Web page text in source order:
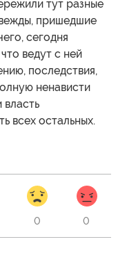
тут разные
пришедшие
сегодня
ведут с ней
последствия,
ненависти
всех остальных.
0 0